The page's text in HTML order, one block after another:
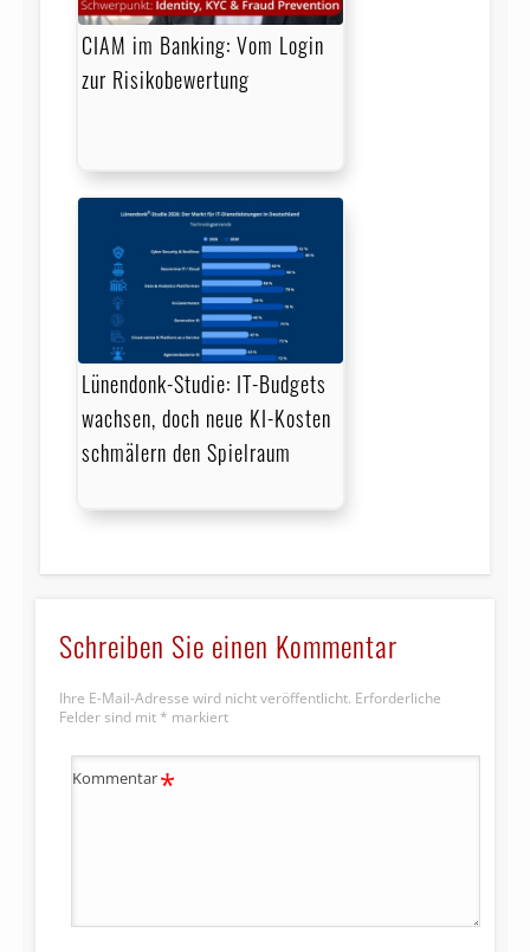
CIAM im Banking: Vom Login
zur Risikobewertung
Lünendonk-Studie: IT-Budgets
wachsen, doch neue KI-Kosten
schmälern den Spielraum
Schreiben Sie einen Kommentar
Ihre E-Mail-Adresse wird nicht veröffentlicht. Erforderliche
Felder sind mit * markiert
Kommentar*